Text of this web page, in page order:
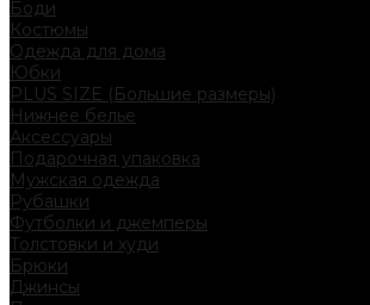
Боди
Костюмы
Одежда для дома
Юбки
PLUS SIZE (Большие размеры)
Нижнее белье
Аксессуары
Подарочная упаковка
Мужская одежда
Рубашки
Футболки и джемперы
Толстовки и худи
Брюки
Джинсы